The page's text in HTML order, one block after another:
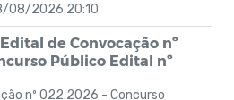
Obras
SIMPLIFICADO– EDITAL
002/2025 – SME
08/2026 20:10
Edital de Convocação nº
Público Edital nº
nº 022.2026 - Concurso